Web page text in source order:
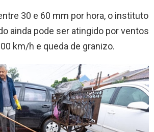
30 e 60 mm por hora, o instituto
ainda pode ser atingido por ventos
km/h e queda de granizo.